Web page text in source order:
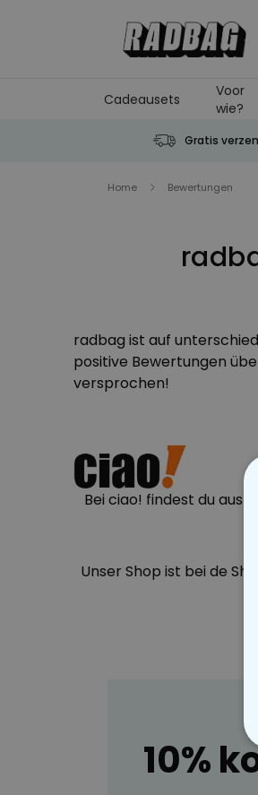
Cadeausets
Voor
wie?
Gratis
Home Bewertungen
radbag ist auf
positive Bewertungen
versprochen!
Bei ciao! findest du
Unser Shop ist bei de
10%